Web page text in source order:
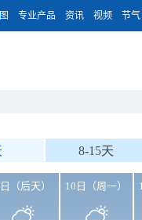
专业产品 资讯 视频 节气
8-15天
（后天） 10日（周一）